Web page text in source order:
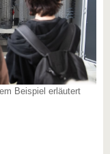
Beispiel erläutert